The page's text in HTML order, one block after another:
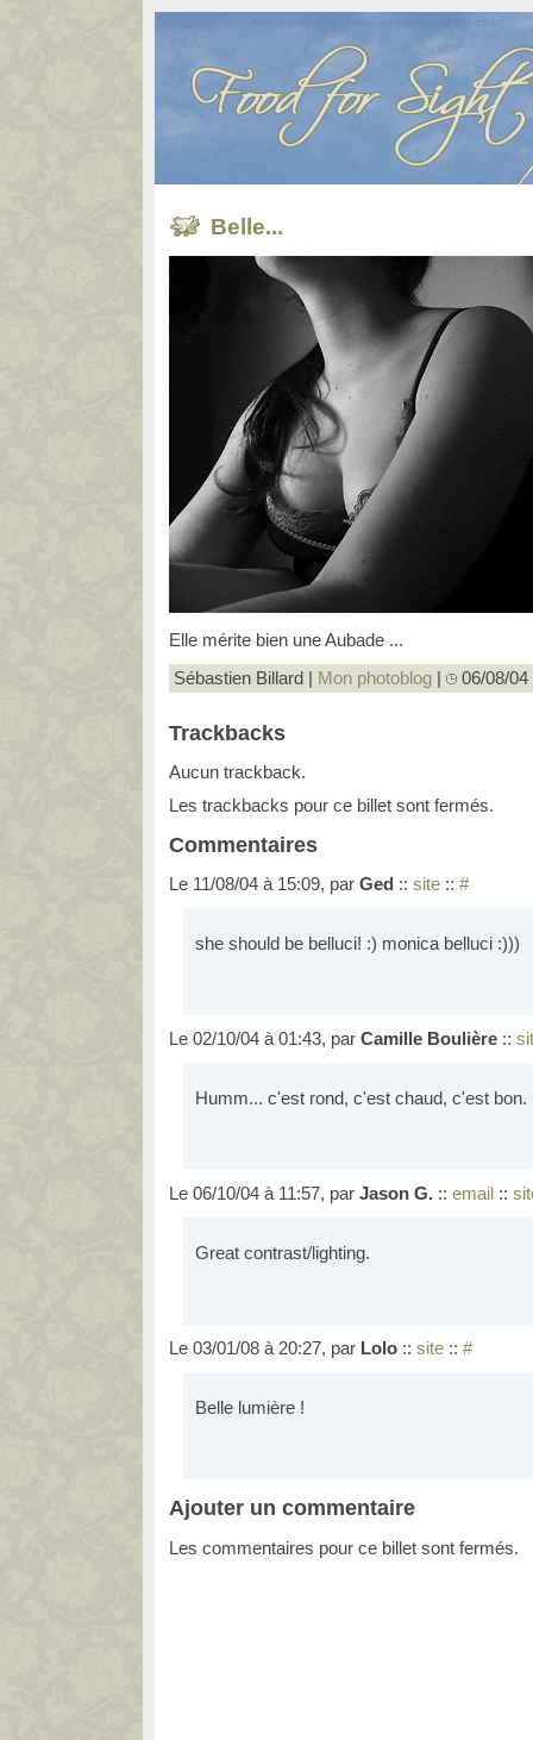
Recherche
Belle...
Elle mérite bien une Aubade ...
Sébastien Billard |
Mon photoblog 06/08/04
Trackbacks
Aucun trackback.
Les trackbacks pour ce billet sont fermés.
Commentaires
Le 11/08/04 à 15:09, par Ged :: site :: #
she should be belluci! :) monica belluci :)))
Le 02/10/04 à 01:43, par Camille Boulière ::
Humm... c'est rond, c'est chaud, c'est bon.
Le 06/10/04 à 11:57, par Jason G. :: email ::
Great contrast/lighting.
Le 03/01/08 à 20:27, par Lolo :: site :: #
Belle lumière !
Ajouter un commentaire
Les commentaires pour ce billet sont fermés.